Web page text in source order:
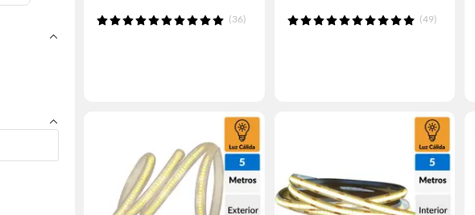
(36) (49)